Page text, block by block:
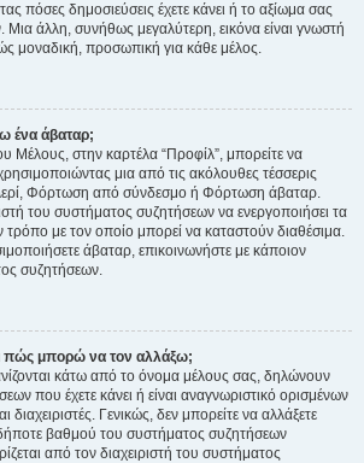
πόσες δημοσιεύσεις έχετε κάνει ή το αξίωμα σας
άλλη, συνήθως μεγαλύτερη, εικόνα είναι γνωστή
μοναδική, προσωπική για κάθε μέλος.
ένα άβαταρ;
Μέλους, στην καρτέλα “Προφίλ”, μπορείτε να
μια από τις ακόλουθες τέσσερις
Φόρτωση από σύνδεσμο ή Φόρτωση άβαταρ.
του συστήματος συζητήσεων να ενεργοποιήσει τα
τρόπο με τον οποίο μπορεί να καταστούν διαθέσιμα.
άβαταρ, επικοινωνήστε με κάποιον
συζητήσεων.
πώς μπορώ να τον αλλάξω;
κάτω από το όνομα μέλους σας, δηλώνουν
που έχετε κάνει ή είναι αναγνωριστικό ορισμένων
διαχειριστές. Γενικώς, δεν μπορείτε να αλλάξετε
βαθμού του συστήματος συζητήσεων
από τον διαχειριστή του συστήματος